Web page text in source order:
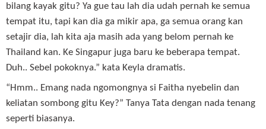
bilang kayak gitu? Ya gue tau lah dia udah pernah ke semua
tempat itu, tapi kan dia ga mikir apa, ga semua orang kan
setajir dia, lah kita aja masih ada yang belom pernah ke
Thailand kan. Ke Singapur juga baru ke beberapa tempat.
Duh.. Sebel pokoknya.” kata Keyla dramatis.
“Hmm.. Emang nada ngomongnya si Faitha nyebelin dan
keliatan sombong gitu Key?” Tanya Tata dengan nada tenang
seperti biasanya.